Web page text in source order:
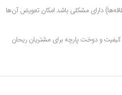
دارای مشکلی باشد امکان تعویض آن‌ها
کیفیت و دوخت پارچه برای مشتریان ریحان